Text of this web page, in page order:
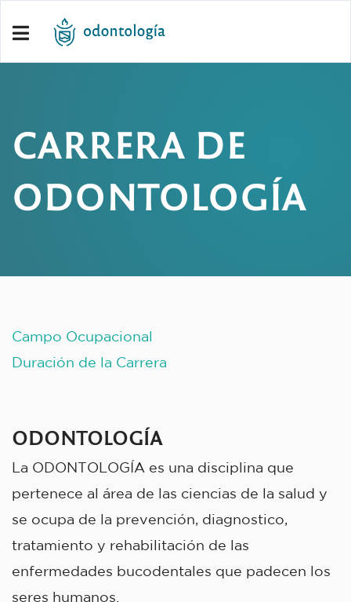
CARRERA DE
ODONTOLOGÍA
Campo Ocupacional
Duración de la Carrera
ODONTOLOGÍA
La ODONTOLOGÍA es una disciplina que
pertenece al área de las ciencias de la salud y
se ocupa de la prevención, diagnostico,
tratamiento y rehabilitación de las
enfermedades bucodentales que padecen los
seres humanos.